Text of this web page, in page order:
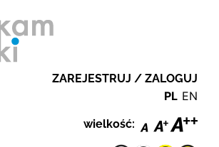
ZAREJESTRUJ / ZALOGUJ
PL EN
wielkość: